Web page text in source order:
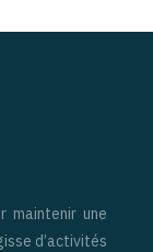
maintenir une
d’activités